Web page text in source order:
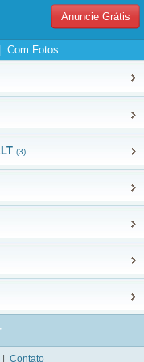
Anuncie Grátis
Com Fotos
(3)
Contato